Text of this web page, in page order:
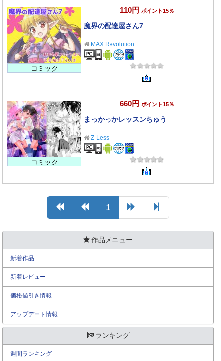
コミック
110円 ポイント15％
魔界の配達屋さん7
MAX Revolution
コミック
660円 ポイント15％
まっかっかレッスンちゅう
Z-Less
1
作品メニュー
新着作品
新着レビュー
価格値引き情報
アップデート情報
ランキング
週間ランキング